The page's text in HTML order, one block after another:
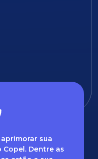
sua
Dentre as